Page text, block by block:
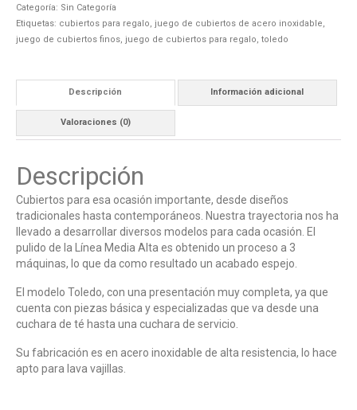
Categoría: Sin Categoría
Etiquetas: cubiertos para regalo, juego de cubiertos de acero inoxidable,
juego de cubiertos finos, juego de cubiertos para regalo, toledo
Descripción Información adicional
Valoraciones (0)
Descripción
Cubiertos para esa ocasión importante, desde diseños
tradicionales hasta contemporáneos. Nuestra trayectoria nos ha
llevado a desarrollar diversos modelos para cada ocasión. El
pulido de la Línea Media Alta es obtenido un proceso a 3
máquinas, lo que da como resultado un acabado espejo.
El modelo Toledo, con una presentación muy completa, ya que
cuenta con piezas básica y especializadas que va desde una
cuchara de té hasta una cuchara de servicio.
Su fabricación es en acero inoxidable de alta resistencia, lo hace
apto para lava vajillas.